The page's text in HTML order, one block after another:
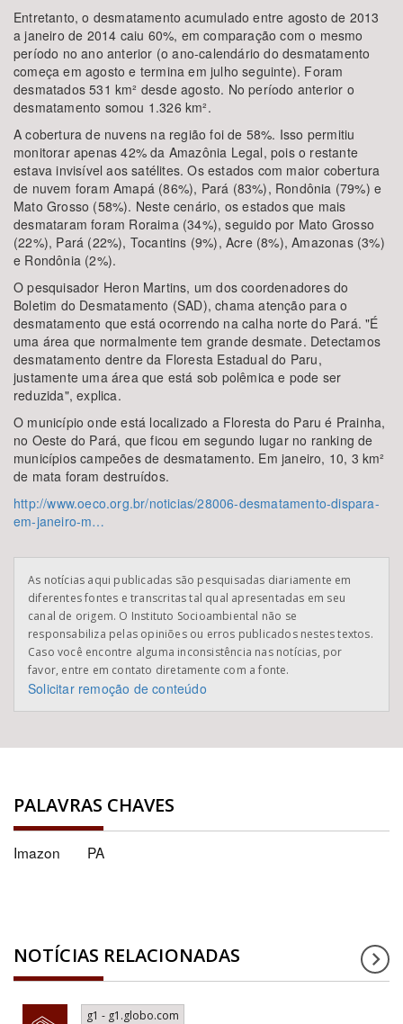
BUSCAR
Entretanto, o desmatamento acumulado entre agosto de 2013
a janeiro de 2014 caiu 60%, em comparação com o mesmo
período no ano anterior (o ano-calendário do desmatamento
começa em agosto e termina em julho seguinte). Foram
desmatados 531 km² desde agosto. No período anterior o
desmatamento somou 1.326 km².
A cobertura de nuvens na região foi de 58%. Isso permitiu
monitorar apenas 42% da Amazônia Legal, pois o restante
estava invisível aos satélites. Os estados com maior cobertura
de nuvem foram Amapá (86%), Pará (83%), Rondônia (79%) e
Mato Grosso (58%). Neste cenário, os estados que mais
desmataram foram Roraima (34%), seguido por Mato Grosso
(22%), Pará (22%), Tocantins (9%), Acre (8%), Amazonas (3%)
e Rondônia (2%).
O pesquisador Heron Martins, um dos coordenadores do
Boletim do Desmatamento (SAD), chama atenção para o
desmatamento que está ocorrendo na calha norte do Pará. "É
uma área que normalmente tem grande desmate. Detectamos
desmatamento dentre da Floresta Estadual do Paru,
justamente uma área que está sob polêmica e pode ser
reduzida", explica.
O município onde está localizado a Floresta do Paru é Prainha,
no Oeste do Pará, que ficou em segundo lugar no ranking de
municípios campeões de desmatamento. Em janeiro, 10, 3 km²
de mata foram destruídos.
http://www.oeco.org.br/noticias/28006-desmatamento-dispara-
em-janeiro-m…
As notícias aqui publicadas são pesquisadas diariamente em
diferentes fontes e transcritas tal qual apresentadas em seu
canal de origem. O Instituto Socioambiental não se
responsabiliza pelas opiniões ou erros publicados nestes textos.
Caso você encontre alguma inconsistência nas notícias, por
favor, entre em contato diretamente com a fonte.
Solicitar remoção de conteúdo
PALAVRAS CHAVES
Imazon PA
NOTÍCIAS RELACIONADAS
g1 - g1.globo.com